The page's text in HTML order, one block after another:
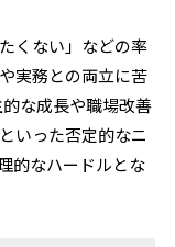
くない」などの率
実務との両立に苦
な成長や職場改善
いった否定的なニ
的なハードルとな